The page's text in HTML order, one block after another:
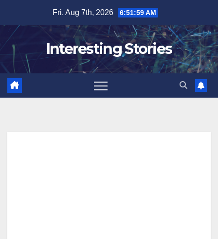
content
Fri. Aug 7th, 2026 6:52:00 AM
Interesting Stories